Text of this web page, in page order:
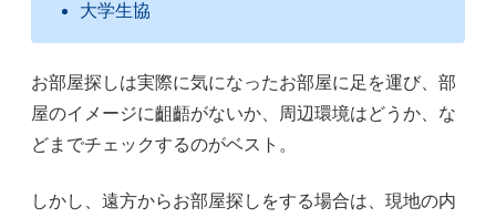
大学生協
お部屋探しは実際に気になったお部屋に足を運び、部
屋のイメージに齟齬がないか、周辺環境はどうか、な
どまでチェックするのがベスト。
しかし、遠方からお部屋探しをする場合は、現地の内